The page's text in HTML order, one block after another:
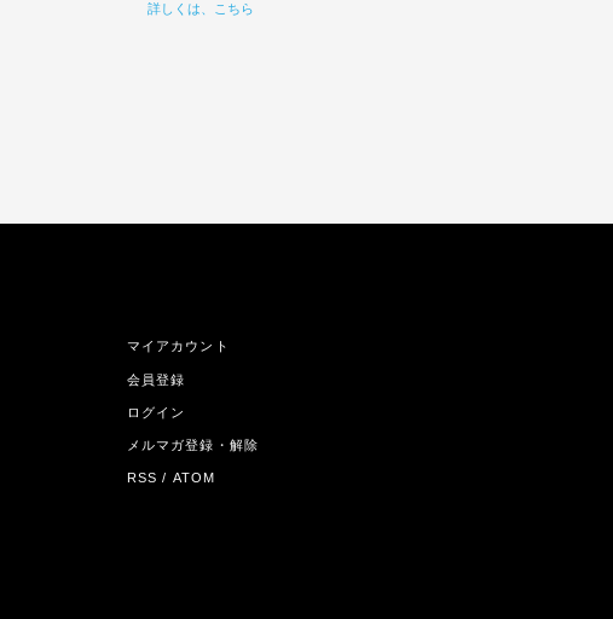
詳しくは、こちら
マイアカウント
会員登録
ログイン
メルマガ登録・解除
RSS / ATOM